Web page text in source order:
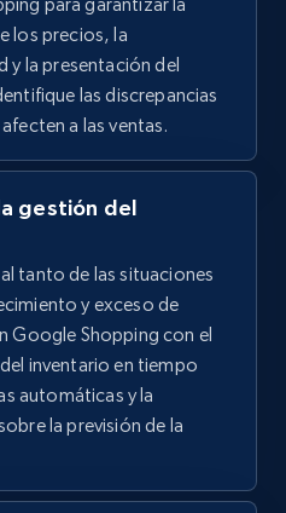
Currency, Initial
percent, and more.
Comenzar ahora
records by shop url
Currency, Initial
percent, and more.
Comenzar ahora
los precios, la
y la presentación del
las discrepancias
a las ventas.
gestión del
tanto de las situaciones
y exceso de
Google Shopping con el
inventario en tiempo
automáticas y la
la previsión de la